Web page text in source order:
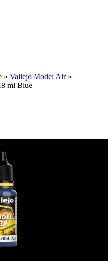
» Vallejo Model Air»
ml Blue